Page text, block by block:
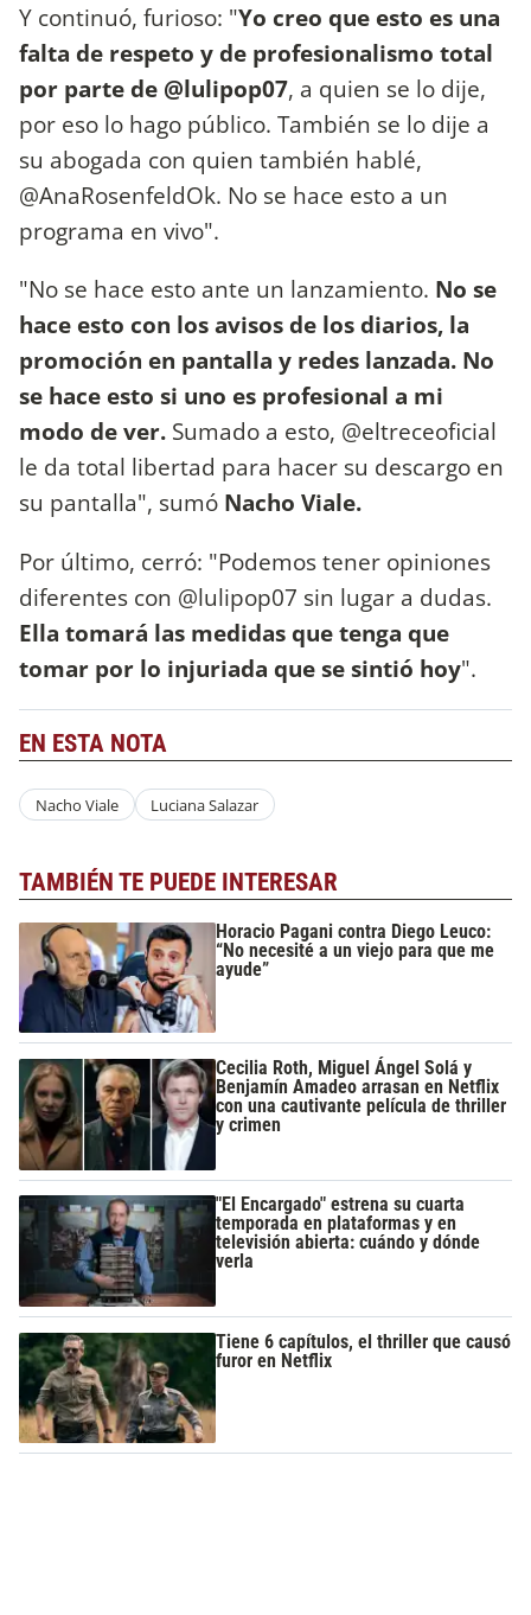
Y continuó, furioso: "Yo creo que esto es una
falta de respeto y de profesionalismo total
por parte de @lulipop07, a quien se lo dije,
por eso lo hago público. También se lo dije a
su abogada con quien también hablé,
@AnaRosenfeldOk. No se hace esto a un
programa en vivo".
"No se hace esto ante un lanzamiento. No se
hace esto con los avisos de los diarios, la
promoción en pantalla y redes lanzada. No
se hace esto si uno es profesional a mi
modo de ver. Sumado a esto, @eltreceoficial
le da total libertad para hacer su descargo en
su pantalla", sumó Nacho Viale.
Por último, cerró: "Podemos tener opiniones
diferentes con @lulipop07 sin lugar a dudas.
Ella tomará las medidas que tenga que
tomar por lo injuriada que se sintió hoy".
EN ESTA NOTA
Nacho Viale Luciana Salazar
TAMBIÉN TE PUEDE INTERESAR
Horacio Pagani contra Diego Leuco:
“No necesité a un viejo para que me
ayude”
Cecilia Roth, Miguel Ángel Solá y
Benjamín Amadeo arrasan en Netflix
con una cautivante película de thriller
y crimen
"El Encargado" estrena su cuarta
temporada en plataformas y en
televisión abierta: cuándo y dónde
verla
Tiene 6 capítulos, el thriller que causó
furor en Netflix